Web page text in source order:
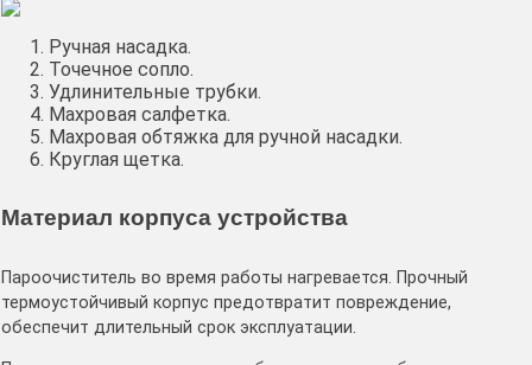
Ручная насадка.
Точечное сопло.
Удлинительные трубки.
Махровая салфетка.
Махровая обтяжка для ручной насадки.
Круглая щетка.
Материал корпуса устройства
Пароочиститель во время работы нагревается. Прочный
термоустойчивый корпус предотвратит повреждение,
обеспечит длительный срок эксплуатации.